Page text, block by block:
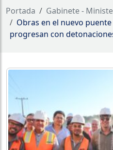
Portada
Gabinete -
Obras en el nuevo
progresan con